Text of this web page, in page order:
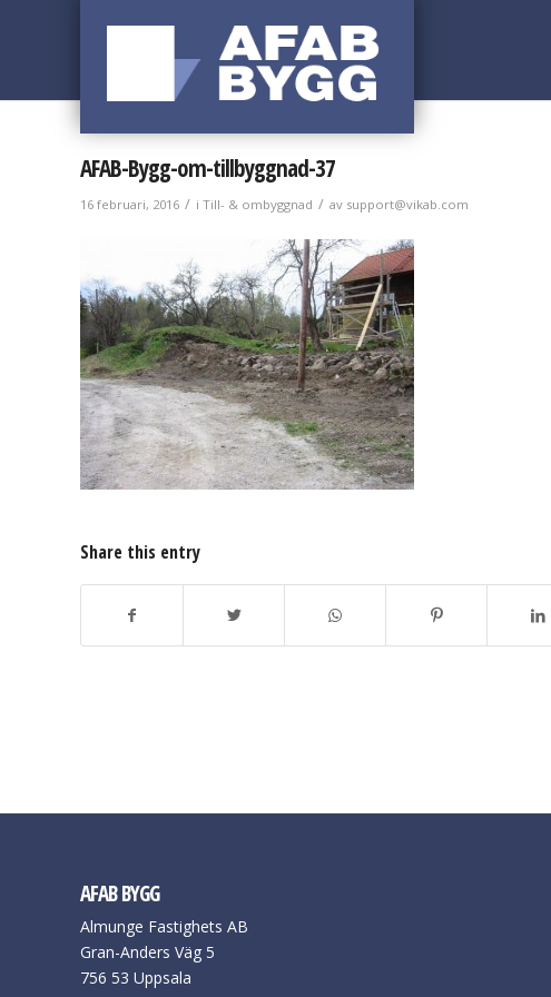
AFAB-Bygg-om-tillbyggnad-37
16 februari, 2016 / i Till- & ombyggnad / av support@vikab.com
Share this entry
AFAB BYGG
Almunge Fastighets AB
Gran-Anders Väg 5
756 53 Uppsala